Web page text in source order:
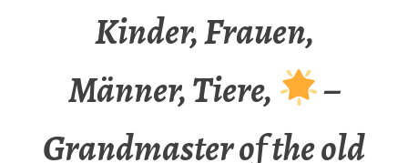
Kinder, Frauen,
Männer, Tiere,
–
Grandmaster of the old